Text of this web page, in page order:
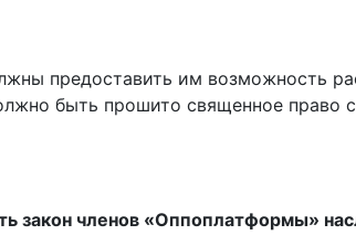
предоставить им возможность
быть прошито священное право
закон членов «Оппоплатформы»